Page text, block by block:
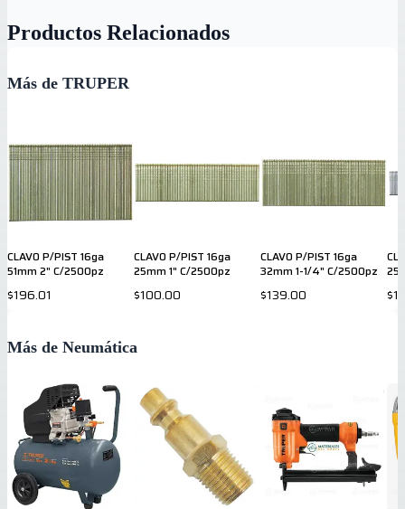
Productos Relacionados
Más de TRUPER
CLAVO P/PIST 16ga
51mm 2" C/2500pz
$196.01
CLAVO P/PIST 16ga
25mm 1" C/2500pz
$100.00
CLAVO P/PIST 16ga
32mm 1-1/4" C/2500pz
$139.00
Más de Neumática